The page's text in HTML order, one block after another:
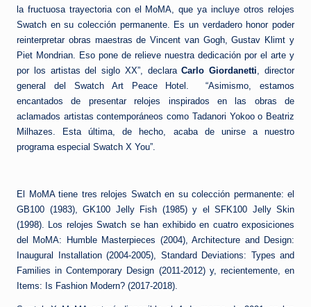
la fructuosa trayectoria con el MoMA, que ya incluye otros relojes
Swatch en su colección permanente. Es un verdadero honor poder
reinterpretar obras maestras de Vincent van Gogh, Gustav Klimt y
Piet Mondrian. Eso pone de relieve nuestra dedicación por el arte y
por los artistas del siglo XX”, declaraCarlo Giordanetti , director
general del Swatch Art Peace Hotel. “Asimismo, estamos
encantados de presentar relojes inspirados en las obras de
aclamados artistas contemporáneos como Tadanori Yokoo o Beatriz
Milhazes. Esta última, de hecho, acaba de unirse a nuestro
programa especial Swatch X You”.
El MoMA tiene tres relojes Swatch en su colección permanente: el
GB100 (1983), GK100 Jelly Fish (1985) y el SFK100 Jelly Skin
(1998). Los relojes Swatch se han exhibido en cuatro exposiciones
del MoMA: Humble Masterpieces (2004), Architecture and Design:
Inaugural Installation (2004-2005), Standard Deviations: Types and
Families in Contemporary Design (2011-2012) y, recientemente, en
Items: Is Fashion Modern? (2017-2018).